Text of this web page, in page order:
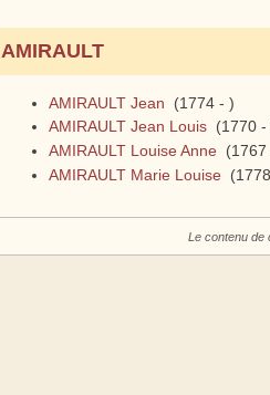
AMIRAULT
AMIRAULT Jean (1774 - )
AMIRAULT Jean Louis (1770 -
AMIRAULT Louise Anne (1767
AMIRAULT Marie Louise
Le contenu de